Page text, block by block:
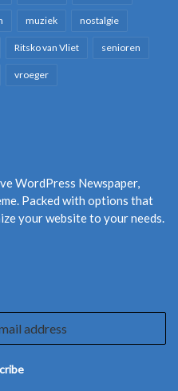
muziek nostalgie
Ritsko van Vliet senioren
vroeger
WordPress Newspaper,
Packed with options that
your website to your needs.